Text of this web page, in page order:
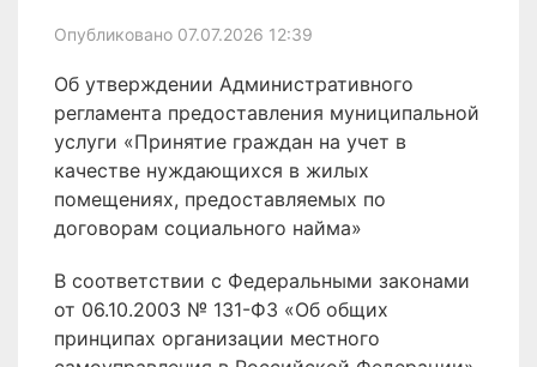
Опубликовано 07.07.2026 12:39
Об утверждении Административного
регламента предоставления муниципальной
услуги «Принятие граждан на учет в
качестве нуждающихся в жилых
помещениях, предоставляемых по
договорам социального найма»
В соответствии с Федеральными законами
от 06.10.2003 № 131-ФЗ «Об общих
принципах организации местного